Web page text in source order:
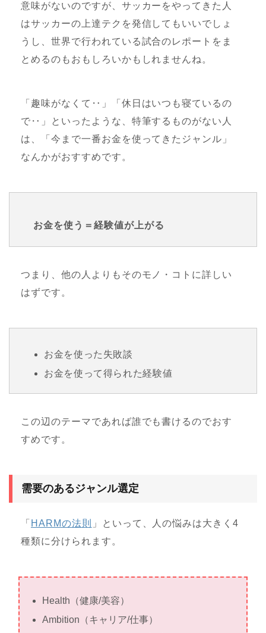
意味がないのですが、サッカーをやってきた人
はサッカーの上達テクを発信してもいいでしょ
うし、世界で行われている試合のレポートをま
とめるのもおもしろいかもしれませんね。
「趣味がなくて‥」「休日はいつも寝ているの
で‥」といったような、特筆するものがない人
は、「今まで一番お金を使ってきたジャンル」
なんかがおすすめです。
お金を使う＝経験値が上がる
つまり、他の人よりもそのモノ・コトに詳しい
はずです。
お金を使った失敗談
お金を使って得られた経験値
この辺のテーマであれば誰でも書けるのでおす
すめです。
需要のあるジャンル選定
「 HARMの法則
」といって、人の悩みは大きく4
種類に分けられます。
Health（健康/美容）
Ambition（キャリア/仕事）